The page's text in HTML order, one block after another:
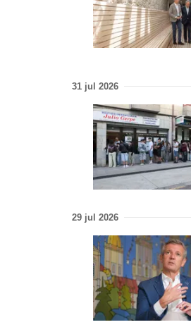
31 jul 2026
29 jul 2026